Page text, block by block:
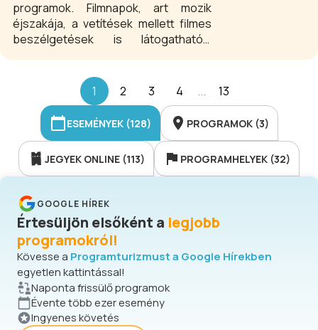
programok. Filmnapok, art mozik
éjszakája, a vetítések mellett filmes
beszélgetések is látogathatók.
várja az érdeklődőket.
1 2 3 4 ... 13
ESEMÉNYEK (128) PROGRAMOK (3)
JEGYEK ONLINE (113) PROGRAMHELYEK (32)
GOOGLE HÍREK
Értesüljön elsőként a legjobb
programokról!
Kövesse a Programturizmust a Google Hírekben
egyetlen kattintással!
Naponta frissülő programok
Évente több ezer esemény
Ingyenes követés